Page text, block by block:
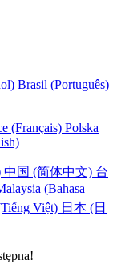
Brasil (Português)
(Français) Polska
中国 (简体中文) 台
(Bahasa
Việt) 日本 (日